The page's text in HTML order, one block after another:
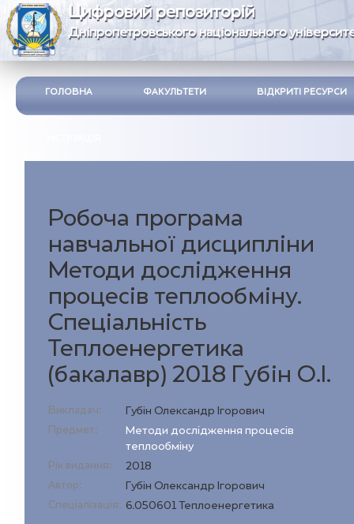
Цифровий репозиторій
Дніпропетровського національного
ГОЛОВНА ФАКУЛЬТЕТИ ВІДКРИТІ РЕСУРСИ
Робоча програма
навчальної дисципліни
Методи дослідження
процесів теплообміну.
Спеціальність
Теплоенергетика
(бакалавр) 2018 Губін О.І.
Викладач: Губін Олександр Ігорович
Предмет:
Методи дослідження процесів
теплообміну
Рік видання: 2018
Автор: Губін Олександр Ігорович
Спеціалізація: 6.050601 Теплоенергетика